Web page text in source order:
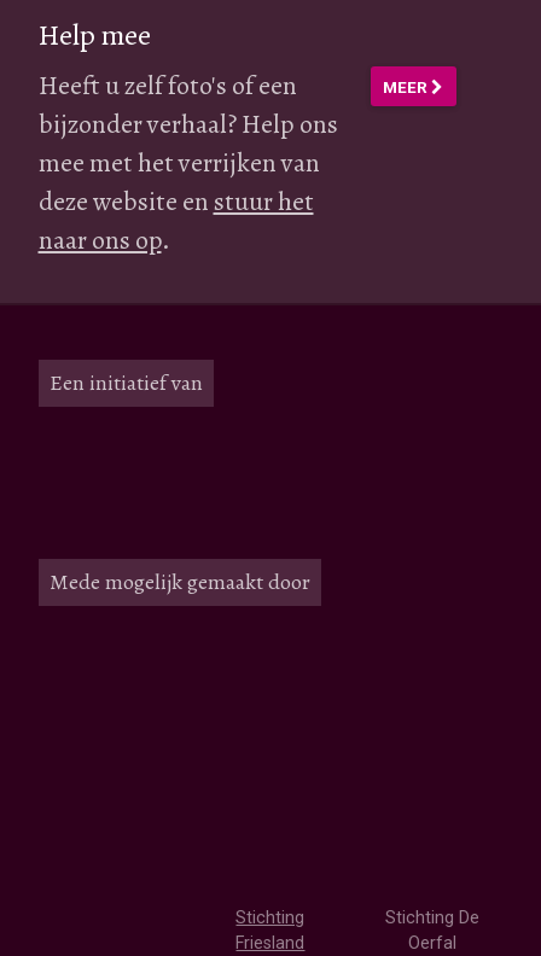
Help mee
Heeft u zelf foto's of een
bijzonder verhaal? Help ons
mee met het verrijken van
deze website enstuur het
naar ons op.
MEER
Een initiatief van
Mede mogelijk gemaakt door
Stichting
Friesland
Stichting De
Oerfal